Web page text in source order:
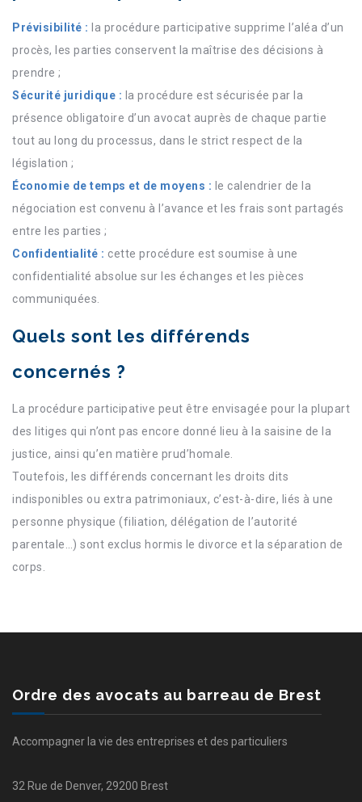
Prévisibilité : la procédure participative supprime l’aléa d’un
procès, les parties conservent la maîtrise des décisions à
prendre ;
Sécurité juridique : la procédure est sécurisée par la
présence obligatoire d’un avocat auprès de chaque partie
tout au long du processus, dans le strict respect de la
législation ;
Économie de temps et de moyens : le calendrier de la
négociation est convenu à l’avance et les frais sont partagés
entre les parties ;
Confidentialité : cette procédure est soumise à une
confidentialité absolue sur les échanges et les pièces
communiquées.
Quels sont les différends
concernés ?
La procédure participative peut être envisagée pour la plupart
des litiges qui n’ont pas encore donné lieu à la saisine de la
justice, ainsi qu’en matière prud’homale.
Toutefois, les différends concernant les droits dits
indisponibles ou extra patrimoniaux, c’est-à-dire, liés à une
personne physique (filiation, délégation de l’autorité
parentale…) sont exclus hormis le divorce et la séparation de
corps.
Ordre des avocats au barreau de Brest
Accompagner la vie des entreprises et des particuliers
32 Rue de Denver, 29200 Brest